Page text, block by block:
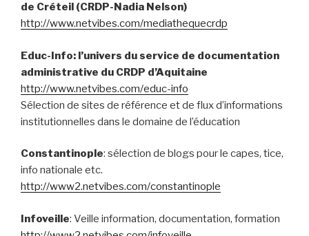
de Créteil (CRDP-Nadia Nelson)
http://www.netvibes.com/mediathequecrdp
Educ-Info: l’univers du service de documentation
administrative du CRDP d’Aquitaine
http://www.netvibes.com/educ-info
Sélection de sites de référence et de flux d’informations
institutionnelles dans le domaine de l’éducation
Constantinople: sélection de blogs pour le capes, tice,
info nationale etc.
http://www2.netvibes.com/constantinople
Infoveille: Veille information, documentation, formation